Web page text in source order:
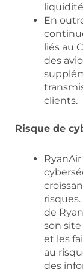
En
liés au
des
clients.
Risque de
de
son
et les
au
des